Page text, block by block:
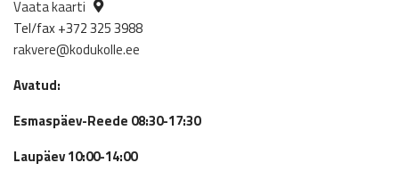
Vaata kaarti
Tel/fax +372 325 3988
rakvere@kodukolle.ee
Avatud:
Esmaspäev-Reede 08:30-17:30
Laupäev 10:00-14:00